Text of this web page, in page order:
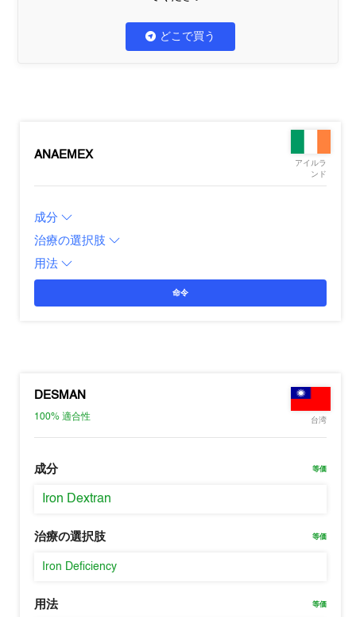
どこで買う
ANAEMEX
アイルラ
ンド
成分
治療の選択肢
用法
命令
DESMAN
100%適合性 台湾
成分 等価
Iron Dextran
治療の選択肢 等価
Iron Deficiency
用法 等価